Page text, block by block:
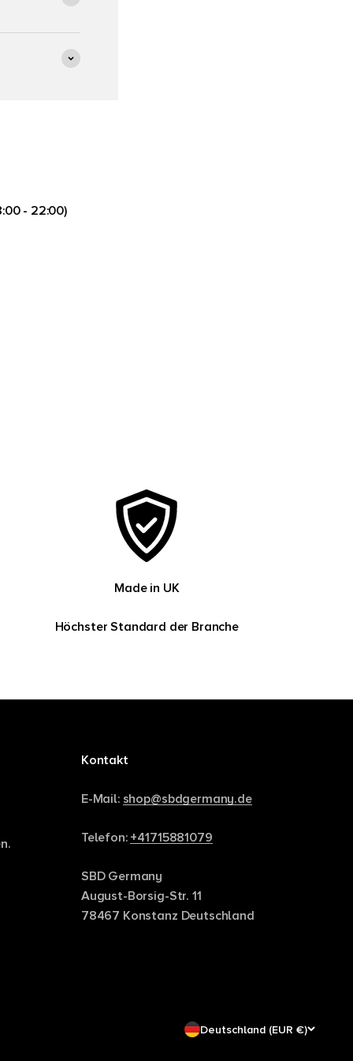
- 22:00)
Made in UK
Höchster Standard der Branche
Kontakt
E-Mail: shop@sbdgermany.de
Telefon: +41715881079
SBD Germany
August-Borsig-Str. 11
78467 Konstanz Deutschland
Deutschland (EUR €)